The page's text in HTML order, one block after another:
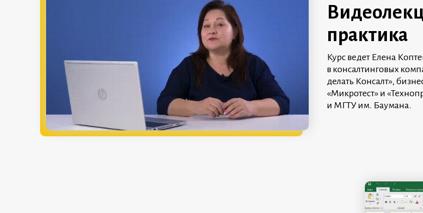
практика
Курс ведет Елена
в консалтинговых
делать Консалт»,
«Микротест» и
и МГТУ им. Баумана.